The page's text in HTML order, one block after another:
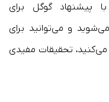
پیشنهاد گوگل برای
و می‌توانید برای
تحقیقات مفیدی